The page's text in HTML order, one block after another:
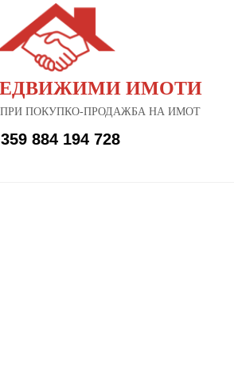
ИМОТИ
ПРИ ПОКУПКО-ПРОДАЖБА НА ИМОТ
884 194 728